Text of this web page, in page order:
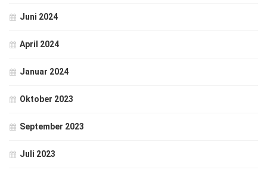
Juni 2024
April 2024
Januar 2024
Oktober 2023
September 2023
Juli 2023